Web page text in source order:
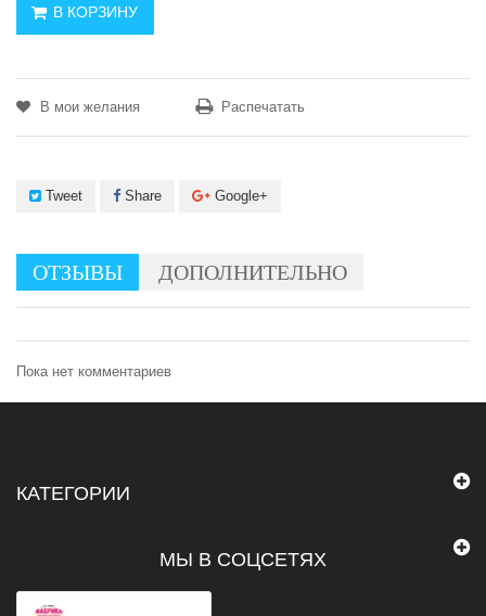
В КОРЗИНУ
В мои желания Распечатать
Tweet Share Google+
ОТЗЫВЫ ДОПОЛНИТЕЛЬНО
Пока нет комментариев
КАТЕГОРИИ
МЫ В СОЦСЕТЯХ